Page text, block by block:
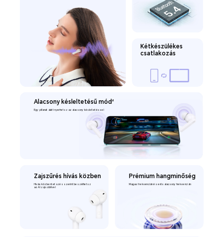
Prémium hangminőség
Magas frekvencián és erős alacsony frekvencián
Zajszűrés hívás közben
Hívás közben tetszés szerint beszélhetsz
az AI zajszűrővel
Kétkészülékes
csatlakozás
Alacsony késleltetésű mód4
Egy pillanat alatt nyerhetsz az alacsony késleltetéssel